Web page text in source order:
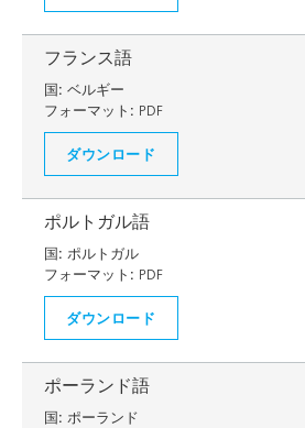
フランス語
国: ベルギー
フォーマット: PDF
ダウンロード
ポルトガル語
国: ポルトガル
フォーマット: PDF
ダウンロード
ポーランド語
国: ポーランド